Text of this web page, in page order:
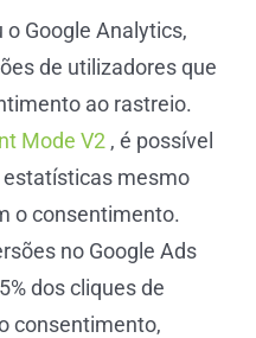
o Google Analytics,
de utilizadores que
ao rastreio.
Mode V2, é possível
mesmo
o consentimento.
no Google Ads
dos cliques de
consentimento,